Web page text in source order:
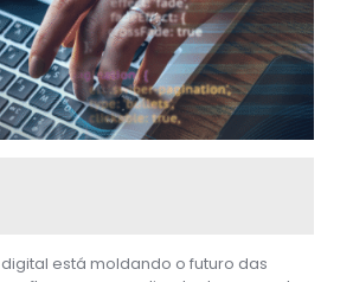
está moldando o futuro das